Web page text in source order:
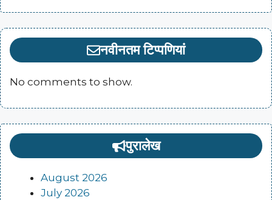
नवीनतम टिप्पणियां
No comments to show.
पुरालेख
August 2026
July 2026